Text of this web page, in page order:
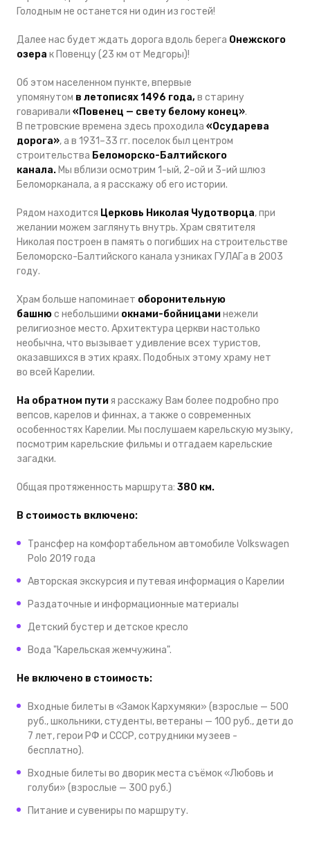
Голодным не останется ни один из гостей!
Далее нас будет ждать дорога вдоль берега Онежского
озера к Повенцу (23 км от Медгоры)!
Об этом населенном пункте, впервые
упомянутом в летописях 1496 года, в старину
говаривали «Повенец — свету белому конец».
В петровские времена здесь проходила «Осударева
дорога», а в 1931–33 гг. поселок был центром
строительства Беломорско-Балтийского
канала. Мы вблизи осмотрим 1-ый, 2-ой и 3-ий шлюз
Беломорканала, а я расскажу об его истории.
Рядом находится Церковь Николая Чудотворца, при
желании можем заглянуть внутрь. Храм святителя
Николая построен в память о погибших на строительстве
Беломорско-Балтийского канала узниках ГУЛАГа в 2003
году.
Храм больше напоминает оборонительную
башнюс небольшими окнами-бойницаминежели
религиозное место. Архитектура церкви настолько
необычна, что вызывает удивление всех туристов,
оказавшихся в этих краях. Подобных этому храму нет
во всей Карелии.
На обратном путия расскажу Вам более подробно про
вепсов, карелов и финнах, а также о современных
особенностях Карелии. Мы послушаем карельскую музыку,
посмотрим карельские фильмы и отгадаем карельские
загадки.
Общая протяженность маршрута: 380 км.
В стоимость включено:
Трансфер на комфортабельном автомобиле Volkswagen
Polo 2019 года
Авторская экскурсия и путевая информация о Карелии
Раздаточные и информационные материалы
Детский бустер и детское кресло
Вода "Карельская жемчужина".
Не включено в стоимость:
Входные билеты в «Замок Кархумяки» (взрослые — 500
руб., школьники, студенты, ветераны — 100 руб., дети до
7 лет, герои РФ и СССР, сотрудники музеев -
бесплатно).
Входные билеты во дворик места съёмок «Любовь и
голуби» (взрослые — 300 руб.)
Питание и сувениры по маршруту.